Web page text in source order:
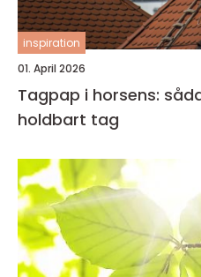
inspiration
01. April 2026
Tagpap i horsens:
holdbart tag